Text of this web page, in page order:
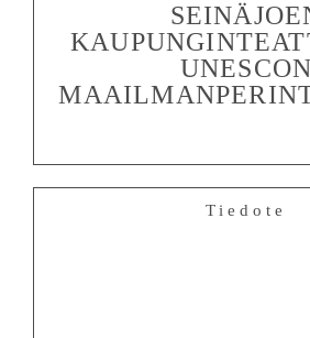
UNESCON
Tiedote